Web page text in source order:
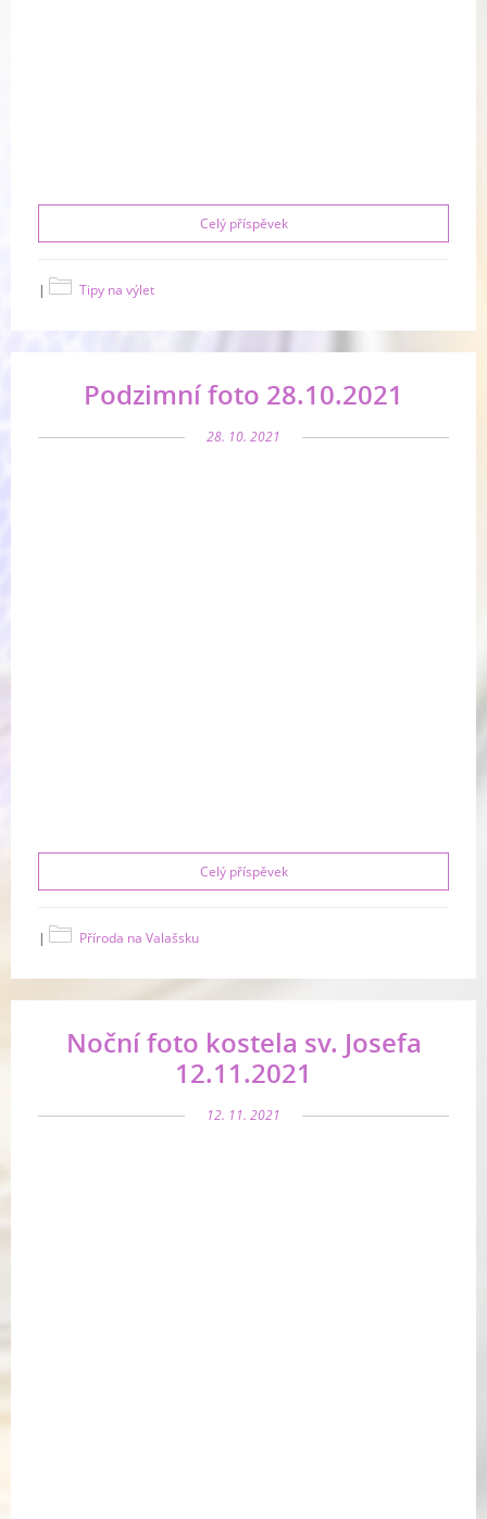
Celý příspěvek
| Tipy na výlet
Podzimní foto 28.10.2021
28. 10. 2021
Celý příspěvek
| Příroda na Valašsku
Noční foto kostela sv. Josefa
12.11.2021
12. 11. 2021